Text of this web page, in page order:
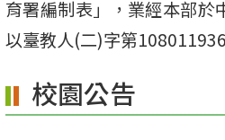
區
育署編制表」，業經本部於
以臺教人(二)字第
校園公告